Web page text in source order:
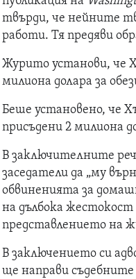
твърди, че нейните
работи. Тя предяви
Журито установи, че
милиона долара за
Беше установено, че
присъдени 2 милиона
В заключителните
заседатели да „му
обвиненията за
на дълбока жестокост
представлението на
В заключението си
ще направи съдебните